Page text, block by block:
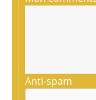
Anti-spam